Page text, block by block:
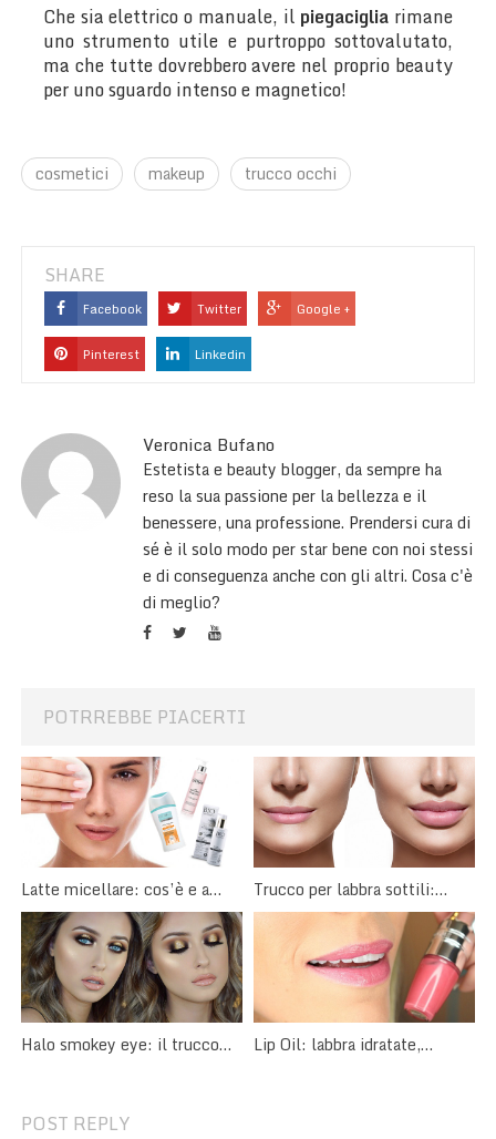
Che sia elettrico o manuale, il piegaciglia rimane
uno strumento utile e purtroppo sottovalutato,
ma che tutte dovrebbero avere nel proprio beauty
per uno sguardo intenso e magnetico!
cosmetici makeup trucco occhi
SHARE
Facebook Twitter Google +
Pinterest Linkedin
Veronica Bufano
Estetista e beauty blogger, da sempre ha
reso la sua passione per la bellezza e il
benessere, una professione. Prendersi cura di
sé è il solo modo per star bene con noi stessi
e di conseguenza anche con gli altri. Cosa c'è
di meglio?
POTRREBBE PIACERTI
Latte micellare: cos’è e a
cosa serve?
Trucco per labbra sottili:
come valorizzarle con il
make-up
Halo smokey eye: il trucco
Lip Oil: labbra idratate,
POST REPLY